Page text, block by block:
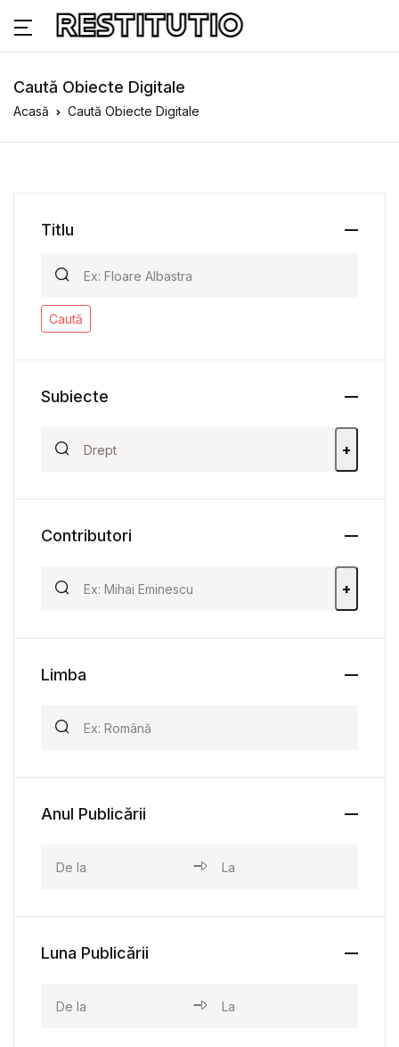
Caută Obiecte Digitale
Acasă Caută Obiecte Digitale
Titlu
Caută
Subiecte
+
Contributori
+
Limba
Anul Publicării
Luna Publicării